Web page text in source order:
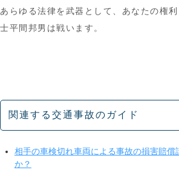
あらゆる法律を武器として、あなたの権
士平間邦男は戦います。
関連する交通事故のガイド
相手の車検切れ車両による事故の損害賠償
か？